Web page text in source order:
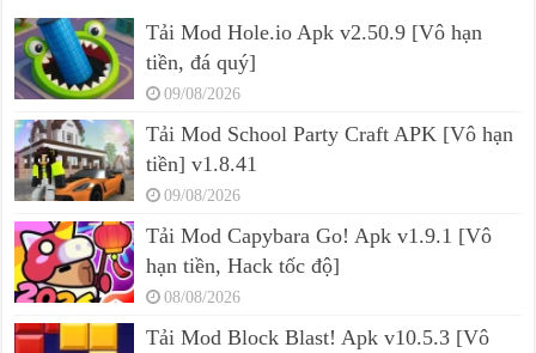
Tải Mod Hole.io Apk v2.50.9 [Vô hạn
tiền, đá quý]
09/08/2026
Tải Mod School Party Craft APK [Vô hạn
tiền] v1.8.41
09/08/2026
Tải Mod Capybara Go! Apk v1.9.1 [Vô
hạn tiền, Hack tốc độ]
08/08/2026
Tải Mod Block Blast! Apk v10.5.3 [Vô